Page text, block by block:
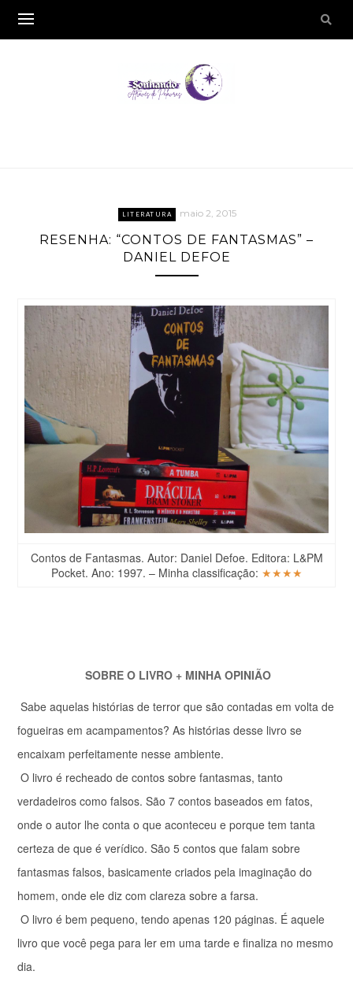
LITERATURA maio 2, 2015
RESENHA: “CONTOS DE FANTASMAS” –
DANIEL DEFOE
Contos de Fantasmas. Autor: Daniel Defoe. Editora: L&PM
Pocket. Ano: 1997. – Minha classificação: ★★★★
SOBRE O LIVRO + MINHA OPINIÃO
Sabe aquelas histórias de terror que são contadas em volta de
fogueiras em acampamentos? As histórias desse livro se
encaixam perfeitamente nesse ambiente.
O livro é recheado de contos sobre fantasmas, tanto
verdadeiros como falsos. São 7 contos baseados em fatos,
onde o autor lhe conta o que aconteceu e porque tem tanta
certeza de que é verídico. São 5 contos que falam sobre
fantasmas falsos, basicamente criados pela imaginação do
homem, onde ele diz com clareza sobre a farsa.
O livro é bem pequeno, tendo apenas 120 páginas. É aquele
livro que você pega para ler em uma tarde e finaliza no mesmo
dia.